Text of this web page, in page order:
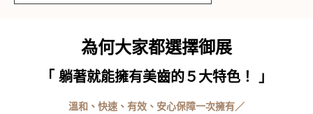
為何大家都選擇御展
「 躺著就能擁有美齒的５大特色！ 」
溫和、快速、有效、安心保障一次擁有／